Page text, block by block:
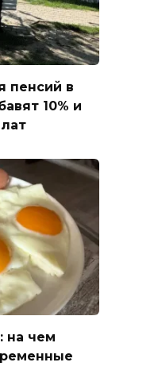
пенсий в
10% и
на чем